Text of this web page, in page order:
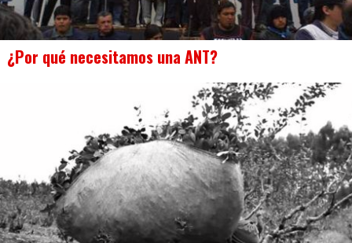
¿Por qué necesitamos una ANT?